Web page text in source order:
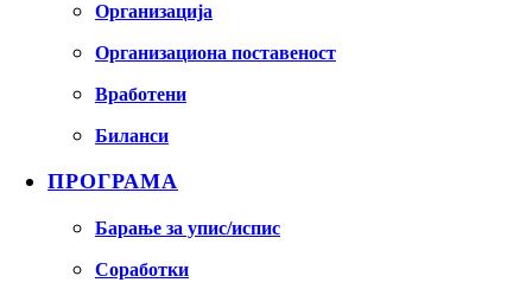
Организација
Организациона поставеност
Вработени
Биланси
ПРОГРАМА
Барање за упис/испис
Соработки